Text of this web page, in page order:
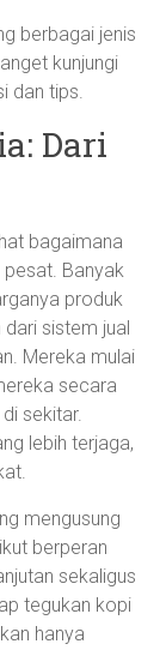
berbagai jenis
kunjungi
dan tips.
Dari
bagaimana
Banyak
produk
sistem jual
Mereka mulai
secara
sekitar.
lebih terjaga,
mengusung
berperan
sekaligus
tegukan kopi
hanya